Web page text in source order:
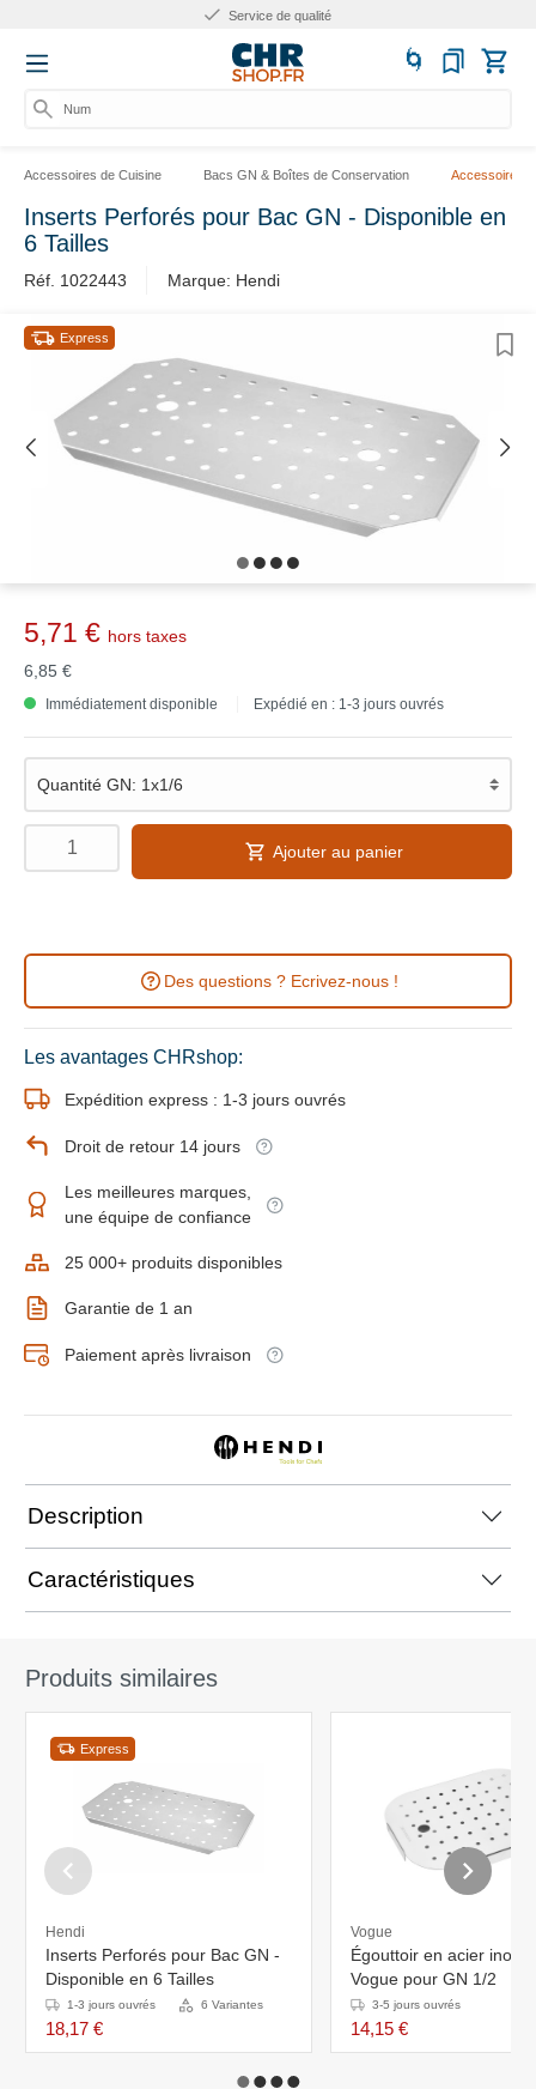
Service de qualité
Numér
Accessoires de Cuisine Bacs GN & Boîtes de Conservation Accessoires
Inserts Perforés pour Bac GN - Disponible en
6 Tailles
Réf. 1022443 Marque: Hendi
Express
5,71 € hors taxes
6,85 €
Immédiatement disponible Expédié en : 1-3 jours ouvrés
Ajouter au panier
Des questions ? Ecrivez-nous !
Les avantages CHRshop:
Expédition express : 1-3 jours ouvrés
Droit de retour 14 jours
Les meilleures marques,
une équipe de confiance
25 000+ produits disponibles
Garantie de 1 an
Paiement après livraison
Description
Caractéristiques
Produits similaires
Express
Hendi
Inserts Perforés pour Bac GN -
Disponible en 6 Tailles
1-3 jours ouvrés 6 Variantes
18,17 €
Vogue
Égouttoir en acier
Vogue pour GN 1/2
3-5 jours ouvrés
14,15 €